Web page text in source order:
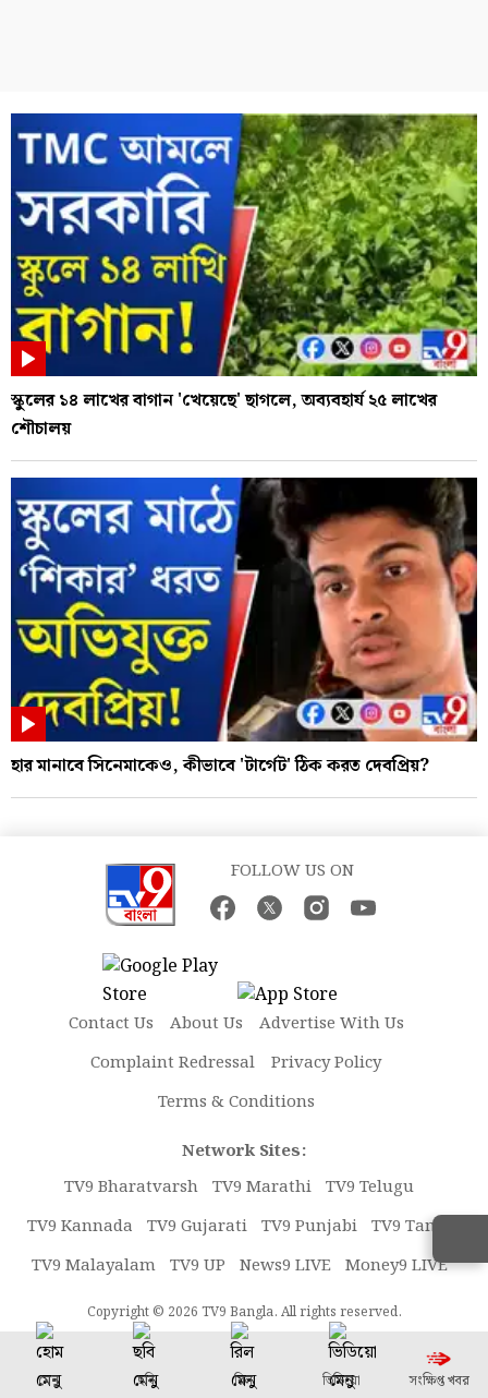
স্কুলের ১৪ লাখের বাগান 'খেয়েছে' ছাগলে, অব্যবহার্য ২৫ লাখের
শৌচালয়
হার মানাবে সিনেমাকেও, কীভাবে 'টার্গেট' ঠিক করত দেবপ্রিয়?
FOLLOW US ON
Contact Us About Us
Advertise With Us
Complaint Redressal
Privacy Policy
Terms & Conditions
Network Sites:
TV9 Bharatvarsh TV9 Marathi TV9 Telugu
TV9 Kannada TV9 Gujarati TV9 Punjabi TV9 Tamil
TV9 Malayalam TV9 UP News9 LIVE Money9 LIVE
Copyright © 2026 TV9 Bangla. All rights reserved.
মেনু ছবি রিল ভিডিয়ো সংক্ষিপ্ত খবর